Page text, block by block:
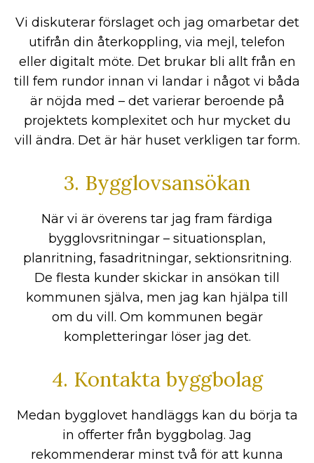
Vi diskuterar förslaget och jag omarbetar det
utifrån din återkoppling, via mejl, telefon
eller digitalt möte. Det brukar bli allt från en
till fem rundor innan vi landar i något vi båda
är nöjda med – det varierar beroende på
projektets komplexitet och hur mycket du
vill ändra. Det är här huset verkligen tar form.
3. Bygglovsansökan
När vi är överens tar jag fram färdiga
bygglovsritningar – situationsplan,
planritning, fasadritningar, sektionsritning.
De flesta kunder skickar in ansökan till
kommunen själva, men jag kan hjälpa till
om du vill. Om kommunen begär
kompletteringar löser jag det.
4. Kontakta byggbolag
Medan bygglovet handläggs kan du börja ta
in offerter från byggbolag. Jag
rekommenderar minst två för att kunna